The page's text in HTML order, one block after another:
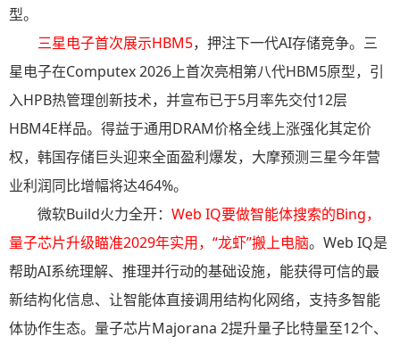
型。
三星电子首次展示HBM5，押注下一代AI存储竞争。三
星电子在Computex 2026上首次亮相第八代HBM5原型，引
入HPB热管理创新技术，并宣布已于5月率先交付12层
HBM4E样品。得益于通用DRAM价格全线上涨强化其定价
权，韩国存储巨头迎来全面盈利爆发，大摩预测三星今年营
业利润同比增幅将达464%。
微软Build火力全开： Web IQ要做智能体搜索的Bing，
量子芯片升级瞄准2029年实用，“龙虾”搬上电脑。Web IQ是
帮助AI系统理解、推理并行动的基础设施，能获得可信的最
新结构化信息、让智能体直接调用结构化网络，支持多智能
体协作生态。量子芯片Majorana 2提升量子比特量至12个、